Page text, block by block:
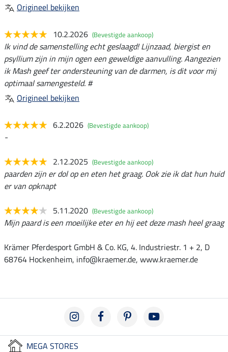
Origineel bekijken
10.2.2026 (Bevestigde aankoop)
Ik vind de samenstelling echt geslaagd! Lijnzaad, biergist en
psyllium zijn in mijn ogen een geweldige aanvulling. Aangezien
ik Mash geef ter ondersteuning van de darmen, is dit voor mij
optimaal samengesteld. #
Origineel bekijken
6.2.2026 (Bevestigde aankoop)
-
2.12.2025 (Bevestigde aankoop)
paarden zijn er dol op en eten het graag. Ook zie ik dat hun huid
er van opknapt
5.11.2020 (Bevestigde aankoop)
Mijn paard is een moeilijke eter en hij eet deze mash heel graag
Krämer Pferdesport GmbH & Co. KG, 4. Industriestr. 1 + 2, D
68764 Hockenheim, info@kraemer.de, www.kraemer.de
MEGA STORES